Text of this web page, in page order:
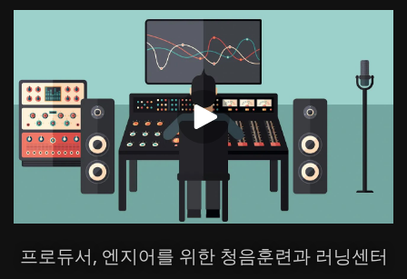
프로듀서, 엔지어를 위한 청음훈련과 러닝센터